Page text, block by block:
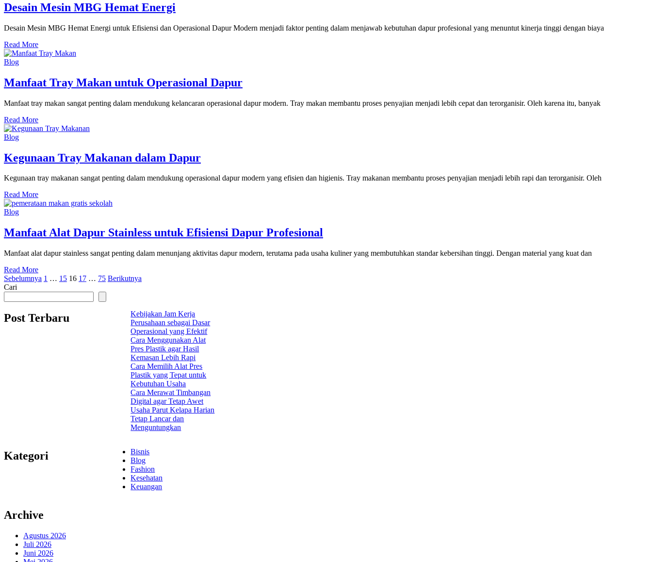
Desain Mesin MBG Hemat Energi
Desain Mesin MBG Hemat Energi untuk Efisiensi dan Operasional Dapur Modern menjadi faktor penting dalam menjawab kebutuhan dapur profesional yang menuntut kinerja tinggi dengan biaya
Read More
Blog
Manfaat Tray Makan untuk Operasional Dapur
Manfaat tray makan sangat penting dalam mendukung kelancaran operasional dapur modern. Tray makan membantu proses penyajian menjadi lebih cepat dan terorganisir. Oleh karena itu, banyak
Read More
Blog
Kegunaan Tray Makanan dalam Dapur
Kegunaan tray makanan sangat penting dalam mendukung operasional dapur modern yang efisien dan higienis. Tray makanan membantu proses penyajian menjadi lebih rapi dan terorganisir. Oleh
Read More
Blog
Manfaat Alat Dapur Stainless untuk Efisiensi Dapur Profesional
Manfaat alat dapur stainless sangat penting dalam menunjang aktivitas dapur modern, terutama pada usaha kuliner yang membutuhkan standar kebersihan tinggi. Dengan material yang kuat dan
Read More
Paginasi
pos
Sebelumnya 1 … 15 16 17 … 75 Berikutnya
Cari
Post Terbaru
Kebijakan Jam Kerja
Perusahaan sebagai Dasar
Operasional yang Efektif
Cara Menggunakan Alat
Pres Plastik agar Hasil
Kemasan Lebih Rapi
Cara Memilih Alat Pres
Plastik yang Tepat untuk
Kebutuhan Usaha
Cara Merawat Timbangan
Digital agar Tetap Awet
Usaha Parut Kelapa Harian
Tetap Lancar dan
Menguntungkan
Kategori
Bisnis
Blog
Fashion
Kesehatan
Keuangan
Archive
Agustus 2026
Juli 2026
Juni 2026